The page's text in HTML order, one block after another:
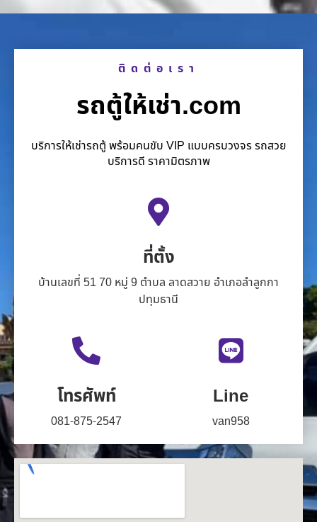
ติดต่อเรา
รถตู้ให้เช่า.com
บริการให้เช่ารถตู้ พร้อมคนขับ VIP แบบครบวงจร รถสวย
บริการดี ราคามิตรภาพ
ที่ตั้ง
บ้านเลขที่ 51 70 หมู่ 9 ตำบล ลาดสวาย อำเภอลำลูกกา
ปทุมธานี
โทรศัพท์
081-875-2547
Line
van958